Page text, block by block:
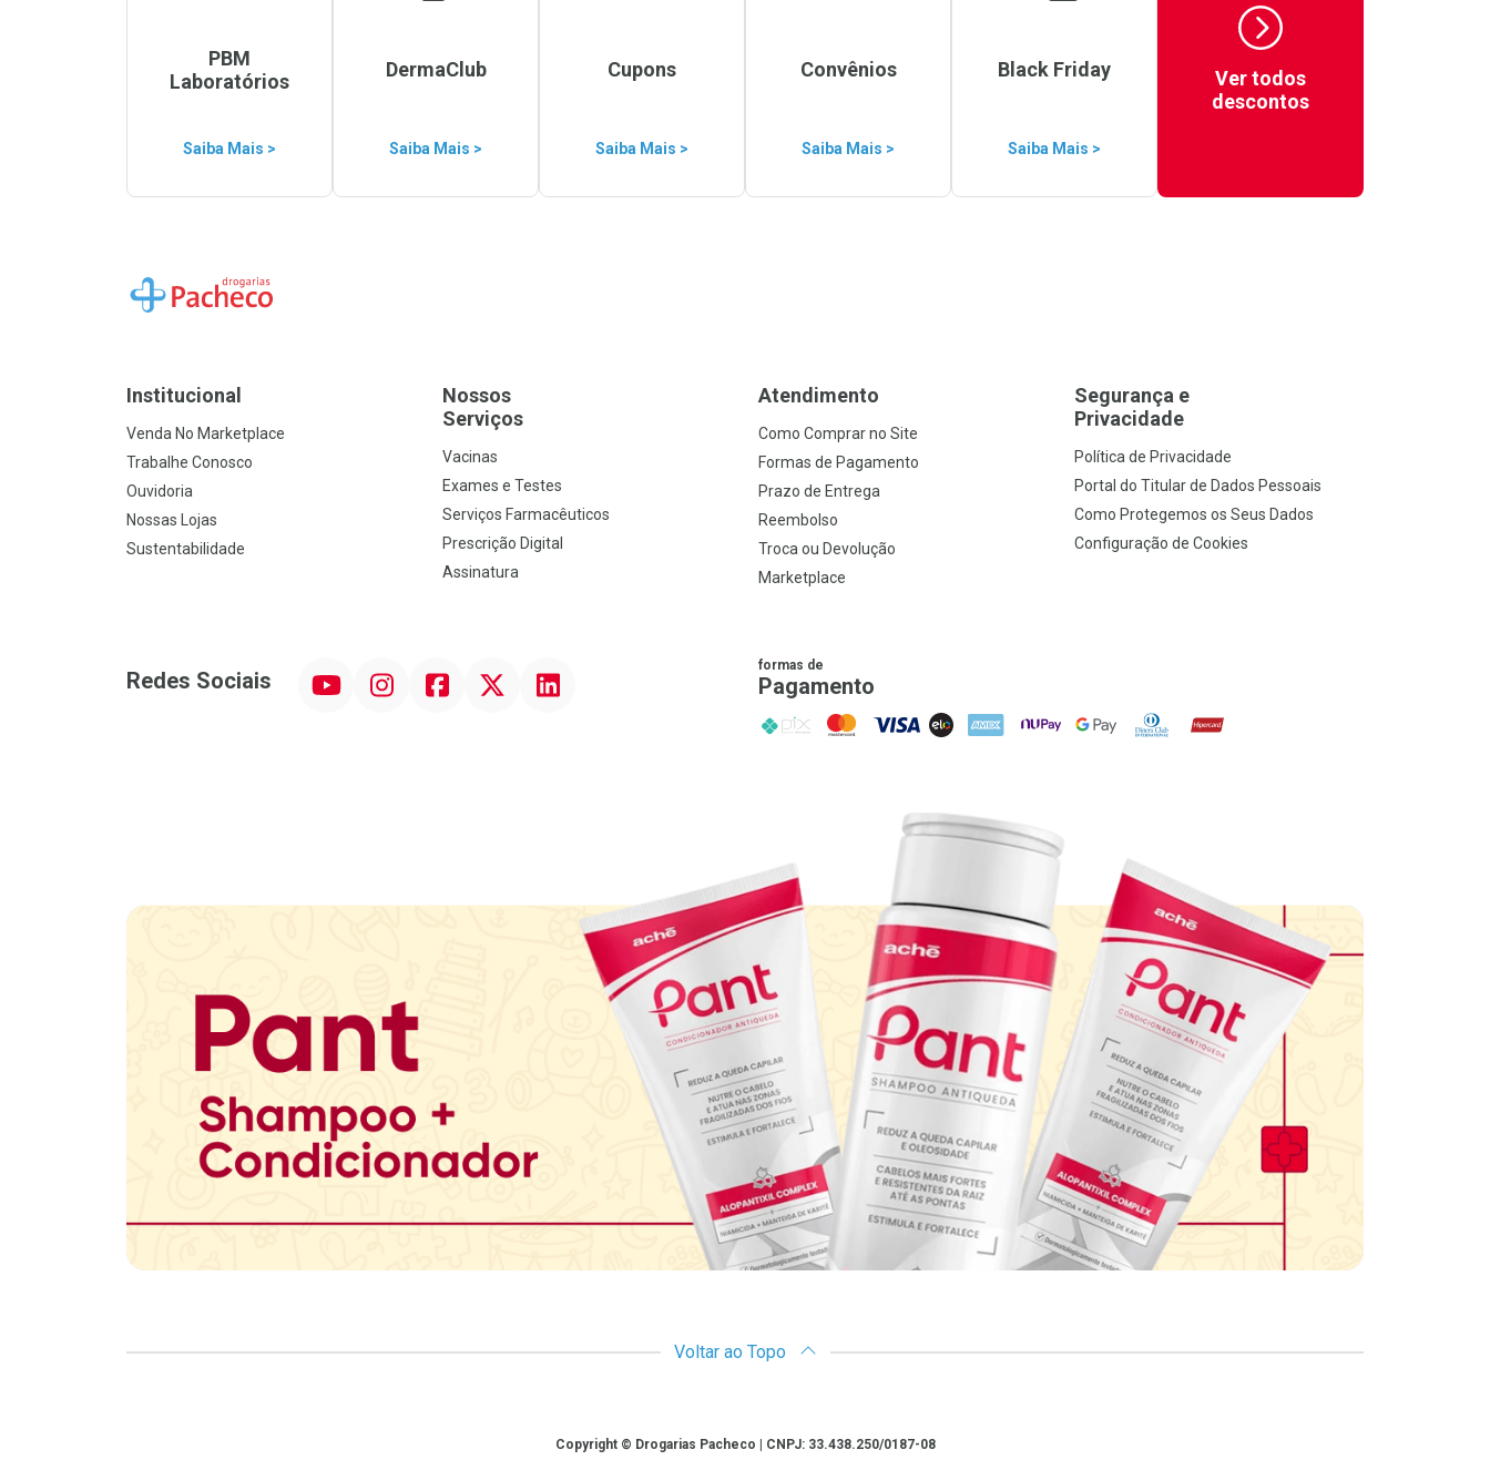
PBM
Laboratórios
Saiba Mais >
DermaClub
Saiba Mais >
Cupons
Saiba Mais >
Convênios
Saiba Mais >
Black Friday
Saiba Mais >
Ver todos
descontos
Ir para a Home
Institucional
Venda No Marketplace
Trabalhe Conosco
Ouvidoria
Nossas Lojas
Sustentabilidade
Nossos
Serviços
Vacinas
Exames e Testes
Serviços Farmacêuticos
Prescrição Digital
Assinatura
Atendimento
Como Comprar no Site
Formas de Pagamento
Prazo de Entrega
Reembolso
Troca ou Devolução
Marketplace
Segurança e
Privacidade
Política de Privacidade
Portal do Titular de Dados Pessoais
Como Protegemos os Seus Dados
Configuração de Cookies
Redes Sociais InstagramFacebookTwitter Linkedin formas de
Pagamento
PIX MasterCard
VISA ELO AMEX NuPay Google PayDiners ClubHipercard
Voltar ao Topo
Copyright © Drogarias Pacheco | CNPJ: 33.438.250/0187-08